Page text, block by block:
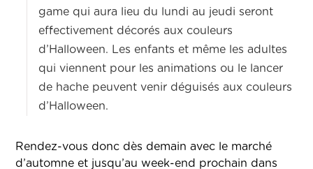
game qui aura lieu du lundi au jeudi seront
effectivement décorés aux couleurs
d’Halloween. Les enfants et même les adultes
qui viennent pour les animations ou le lancer
de hache peuvent venir déguisés aux couleurs
d’Halloween.
Rendez-vous donc dès demain avec le marché
d’automne et jusqu’au week-end prochain dans